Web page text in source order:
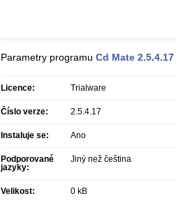
Parametry programu Cd Mate 2.5.4.17
Licence: Trialware
Číslo verze: 2.5.4.17
Instaluje se: Ano
Podporované
jazyky:
Jiný než čeština
Velikost: 0 kB